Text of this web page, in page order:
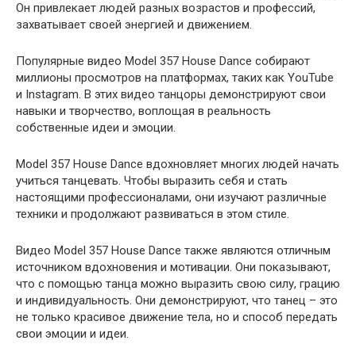
Он привлекает людей разных возрастов и профессий,
захватывает своей энергией и движением.
Популярные видео Model 357 House Dance собирают
миллионы просмотров на платформах, таких как YouTube
и Instagram. В этих видео танцоры демонстрируют свои
навыки и творчество, воплощая в реальность
собственные идеи и эмоции.
Model 357 House Dance вдохновляет многих людей начать
учиться танцевать. Чтобы выразить себя и стать
настоящими профессионалами, они изучают различные
техники и продолжают развиваться в этом стиле.
Видео Model 357 House Dance также являются отличным
источником вдохновения и мотивации. Они показывают,
что с помощью танца можно выразить свою силу, грацию
и индивидуальность. Они демонстрируют, что танец – это
не только красивое движение тела, но и способ передать
свои эмоции и идеи.